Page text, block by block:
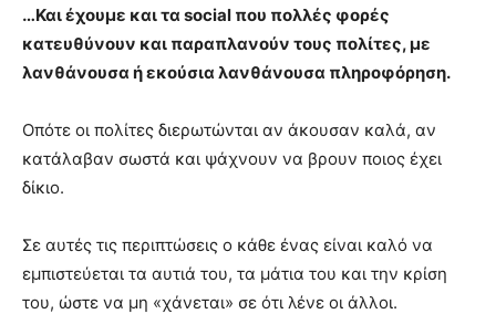
…Και έχουμε και τα social που πολλές φορές
κατευθύνουν και παραπλανούν τους πολίτες, με
λανθάνουσα ή εκούσια λανθάνουσα πληροφόρηση.
Οπότε οι πολίτες διερωτώνται αν άκουσαν καλά, αν
κατάλαβαν σωστά και ψάχνουν να βρουν ποιος έχει
δίκιο.
Σε αυτές τις περιπτώσεις ο κάθε ένας είναι καλό να
εμπιστεύεται τα αυτιά του, τα μάτια του και την κρίση
του, ώστε να μη «χάνεται» σε ότι λένε οι άλλοι.